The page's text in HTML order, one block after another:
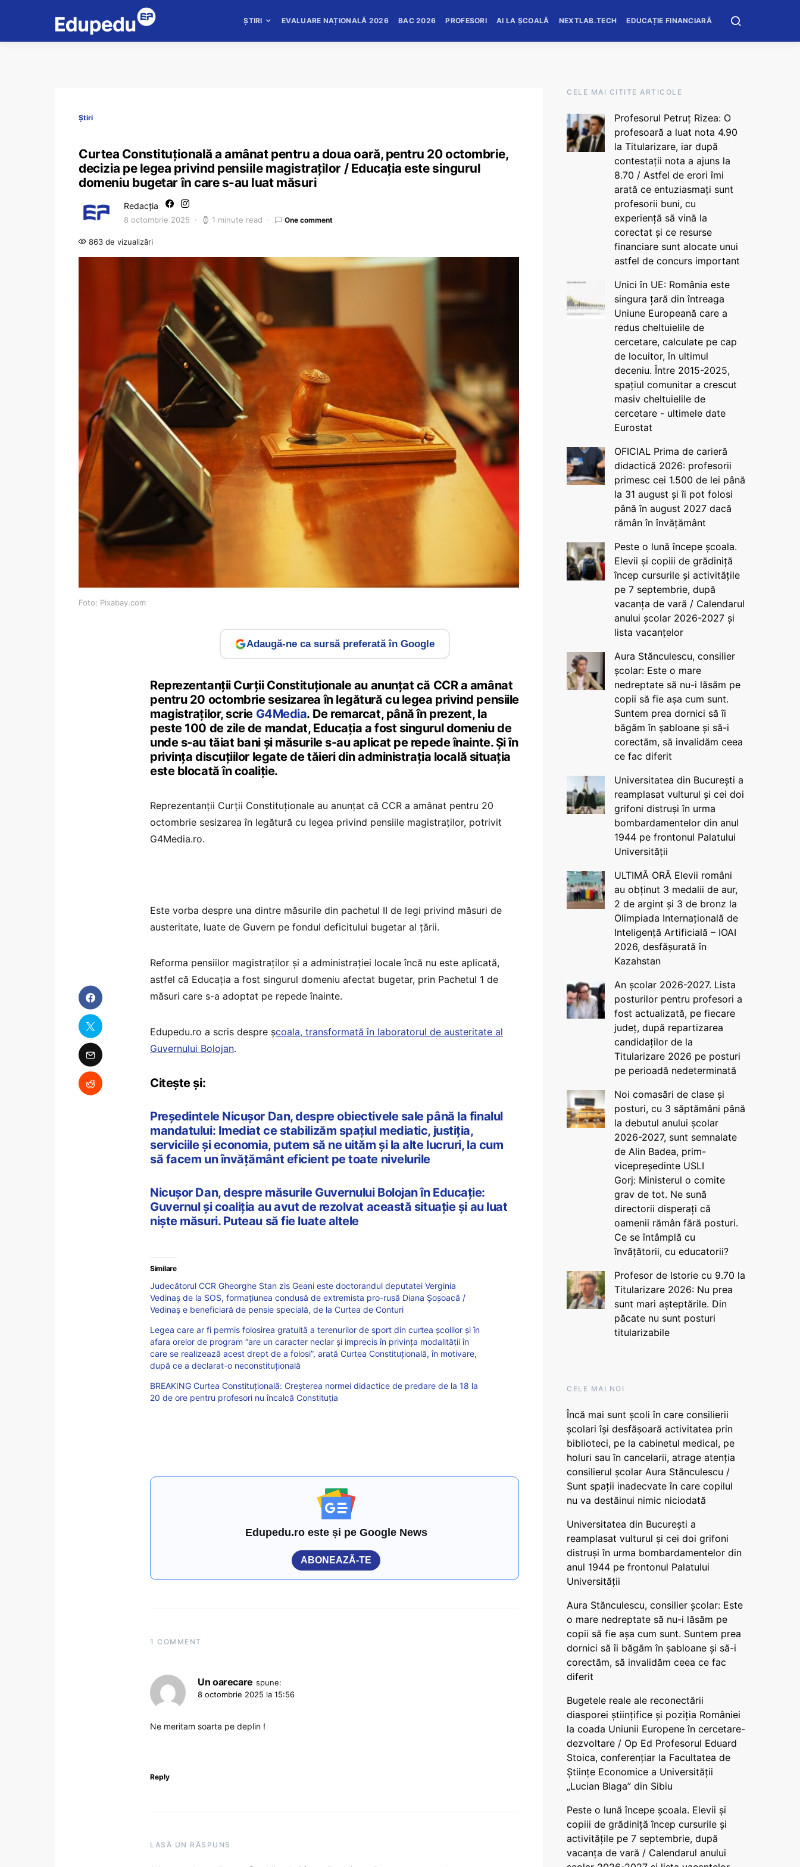
ȘTIRI EVALUARE NAȚIONALĂ 2026 BAC 2026 PROFESORI AI LA ȘCOALĂ NEXTLAB.TECH EDUCAȚIE FINANCIARĂ
Știri
Curtea Constituțională a amânat pentru a doua oară, pentru 20 octombrie,
decizia pe legea privind pensiile magistraților / Educația este singurul
domeniu bugetar în care s-au luat măsuri
Redacția
8 octombrie 2025 1 minute read One comment
863 de vizualizări
Foto: Pixabay.com
Adaugă-ne ca sursă preferată în Google
Reprezentanții Curții Constituționale au anunțat că CCR a amânat
pentru 20 octombrie sesizarea în legătură cu legea privind pensiile
magistraților, scrie G4Media. De remarcat, până în prezent, la
peste 100 de zile de mandat, Educația a fost singurul domeniu de
unde s-au tăiat bani și măsurile s-au aplicat pe repede înainte. Și în
privința discuțiilor legate de tăieri din administrația locală situația
este blocată în coaliție.
Reprezentanții Curții Constituționale au anunțat că CCR a amânat pentru 20
octombrie sesizarea în legătură cu legea privind pensiile magistraților, potrivit
G4Media.ro.
Este vorba despre una dintre măsurile din pachetul II de legi privind măsuri de
austeritate, luate de Guvern pe fondul deficitului bugetar al țării.
Reforma pensiilor magistraților și a administrației locale încă nu este aplicată,
astfel că Educația a fost singurul domeniu afectat bugetar, prin Pachetul 1 de
măsuri care s-a adoptat pe repede înainte.
Edupedu.ro a scris despre școala, transformată în laboratorul de austeritate al
Guvernului Bolojan.
Citește și:
Președintele Nicușor Dan, despre obiectivele sale până la finalul
mandatului: Imediat ce stabilizăm spațiul mediatic, justiția,
serviciile și economia, putem să ne uităm și la alte lucruri, la cum
să facem un învățământ eficient pe toate nivelurile
Nicușor Dan, despre măsurile Guvernului Bolojan în Educație:
Guvernul și coaliția au avut de rezolvat această situație și au luat
niște măsuri. Puteau să fie luate altele
Similare
Judecătorul CCR Gheorghe Stan zis Geani este doctorandul deputatei Verginia
Vedinaş de la SOS, formaţiunea condusă de extremista pro-rusă Diana Şoşoacă /
Vedinaș e beneficiară de pensie specială, de la Curtea de Conturi
Legea care ar fi permis folosirea gratuită a terenurilor de sport din curtea şcolilor şi în
afara orelor de program “are un caracter neclar şi imprecis în privinţa modalităţii în
care se realizează acest drept de a folosi”, arată Curtea Constituțională, în motivare,
după ce a declarat-o neconstituțională
BREAKING Curtea Constituțională: Creșterea normei didactice de predare de la 18 la
20 de ore pentru profesori nu încalcă Constituția
Edupedu.ro este și pe Google News
ABONEAZĂ-TE
1 COMMENT
Un oarecare spune:
8 octombrie 2025 la 15:56
Ne meritam soarta pe deplin !
Reply
LASĂ UN RĂSPUNS
CELE MAI CITITE ARTICOLE
Profesorul Petruț Rizea: O
profesoară a luat nota 4.90
la Titularizare, iar după
contestații nota a ajuns la
8.70 / Astfel de erori îmi
arată ce entuziasmați sunt
profesorii buni, cu
experiență să vină la
corectat și ce resurse
financiare sunt alocate unui
astfel de concurs important
Unici în UE: România este
singura țară din întreaga
Uniune Europeană care a
redus cheltuielile de
cercetare, calculate pe cap
de locuitor, în ultimul
deceniu. Între 2015-2025,
spațiul comunitar a crescut
masiv cheltuielile de
cercetare - ultimele date
Eurostat
OFICIAL Prima de carieră
didactică 2026: profesorii
primesc cei 1.500 de lei până
la 31 august și îi pot folosi
până în august 2027 dacă
rămân în învățământ
Peste o lună începe școala.
Elevii și copiii de grădiniță
încep cursurile și activitățile
pe 7 septembrie, după
vacanța de vară / Calendarul
anului școlar 2026-2027 și
lista vacanțelor
Aura Stănculescu, consilier
școlar: Este o mare
nedreptate să nu-i lăsăm pe
copii să fie așa cum sunt.
Suntem prea dornici să îi
băgăm în șabloane și să-i
corectăm, să invalidăm ceea
ce fac diferit
Universitatea din București a
reamplasat vulturul și cei doi
grifoni distruși în urma
bombardamentelor din anul
1944 pe frontonul Palatului
Universității
ULTIMĂ ORĂ Elevii români
au obținut 3 medalii de aur,
2 de argint și 3 de bronz la
Olimpiada Internațională de
Inteligență Artificială – IOAI
2026, desfășurată în
Kazahstan
An școlar 2026-2027. Lista
posturilor pentru profesori a
fost actualizată, pe fiecare
județ, după repartizarea
candidaților de la
Titularizare 2026 pe posturi
pe perioadă nedeterminată
Noi comasări de clase și
posturi, cu 3 săptămâni până
la debutul anului școlar
2026-2027, sunt semnalate
de Alin Badea, prim-
vicepreședinte USLI
Gorj: Ministerul o comite
grav de tot. Ne sună
directorii disperați că
oamenii rămân fără posturi.
Ce se întâmplă cu
învățătorii, cu educatorii?
Profesor de Istorie cu 9.70 la
Titularizare 2026: Nu prea
sunt mari așteptările. Din
păcate nu sunt posturi
titularizabile
CELE MAI NOI
Încă mai sunt școli în care consilierii
școlari își desfășoară activitatea prin
biblioteci, pe la cabinetul medical, pe
holuri sau în cancelarii, atrage atenția
consilierul școlar Aura Stănculescu /
Sunt spații inadecvate în care copilul
nu va destăinui nimic niciodată
Universitatea din București a
reamplasat vulturul și cei doi grifoni
distruși în urma bombardamentelor din
anul 1944 pe frontonul Palatului
Universității
Aura Stănculescu, consilier școlar: Este
o mare nedreptate să nu-i lăsăm pe
copii să fie așa cum sunt. Suntem prea
dornici să îi băgăm în șabloane și să-i
corectăm, să invalidăm ceea ce fac
diferit
Bugetele reale ale reconectării
diasporei științifice și poziția României
la coada Uniunii Europene în cercetare-
dezvoltare / Op Ed Profesorul Eduard
Stoica, conferențiar la Facultatea de
Științe Economice a Universității
„Lucian Blaga” din Sibiu
Peste o lună începe școala. Elevii și
copiii de grădiniță încep cursurile și
activitățile pe 7 septembrie, după
vacanța de vară / Calendarul anului